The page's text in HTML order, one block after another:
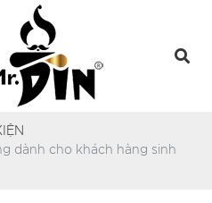
dành cho khách hàng sinh